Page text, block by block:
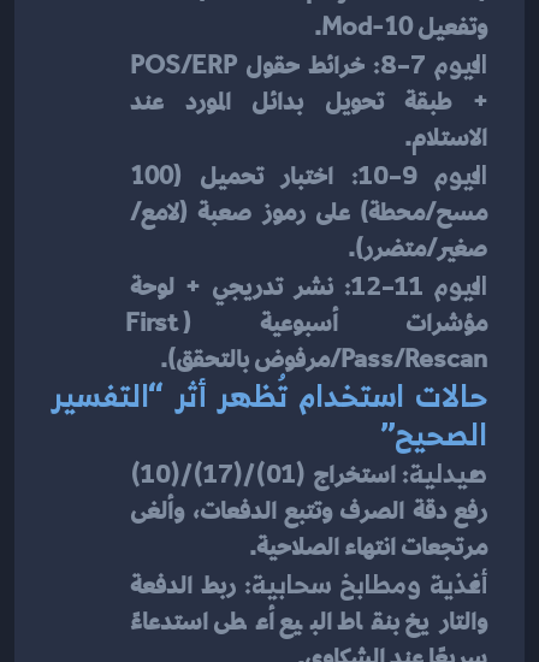
وتفعيل Mod-10.
اليوم 7–8:
+ طبقة تحويل بدائل المورد عند
الاستلام.
اليوم 9–10:
مسح/محطة) على رموز صعبة (لامع/
صغير/متضرر).
اليوم 11–12: نشر تدريجي + لوحة
مؤشرات أسبوعية (First
Pass/Rescan/مرفوض بالتحقق).
حالات استخدام تُظهر أثر “التفسير
الصحيح”
صيدلية: استخراج (01)/(17)/(10)
مرتجعات انتهاء الصلاحية.
أغذية ومطابخ سحابية: ربط الدفعة